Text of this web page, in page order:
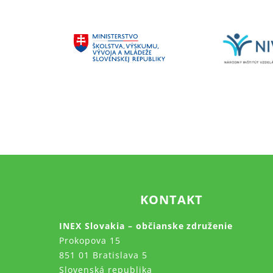
KONTAKT
INEX Slovakia – občianske združenie
Prokopova 15
851 01 Bratislava 5
Slovenská republika